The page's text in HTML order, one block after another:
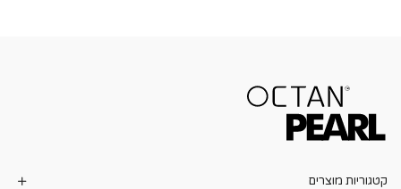
קטגוריות מוצרים